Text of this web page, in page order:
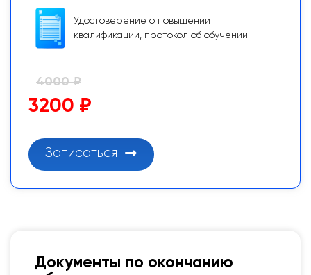
Удостоверение о повышении
квалификации, протокол об обучении
4000 ₽
3200 ₽
Записаться
Документы по окончанию